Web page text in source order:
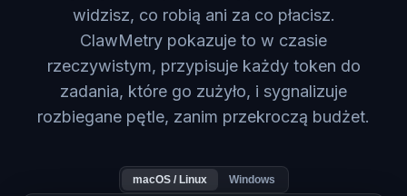
widzisz, co robią ani za co płacisz.
ClawMetry pokazuje to w czasie
rzeczywistym, przypisuje każdy token do
zadania, które go zużyło, i sygnalizuje
rozbiegane pętle, zanim przekroczą budżet.
macOS / Linux Windows